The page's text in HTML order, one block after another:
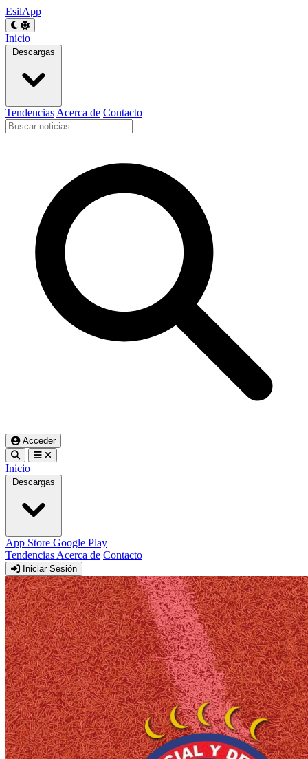
EsilApp
Inicio
Descargas
Tendencias Acerca de Contacto
Acceder
Inicio
Descargas
App Store Google Play
Tendencias Acerca de Contacto
Iniciar Sesión